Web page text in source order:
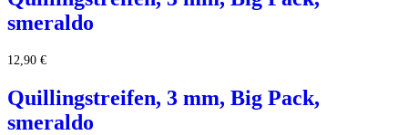
smeraldo
12,90 €
Quillingstreifen, 3 mm, Big Pack,
smeraldo